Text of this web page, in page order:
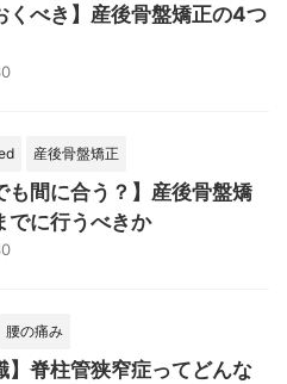
くべき】産後骨盤矯正の4つ
産後骨盤矯正
も間に合う？】産後骨盤矯
でに行うべきか
腰の痛み
】脊柱管狭窄症ってどんな